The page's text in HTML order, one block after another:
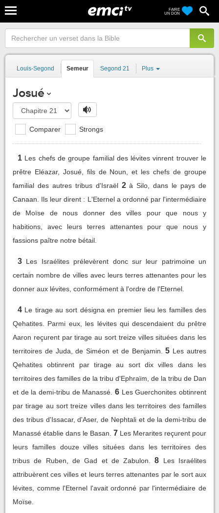
FAIRE
UN DON
Louis-Segond Semeur Segond 21 Plus
Josué
Comparer Strongs
1 Les chefs de groupe familial des lévites vinrent trouver le
prêtre Eléazar, Josué, fils de Noun, et les chefs de groupe
familial des autres tribus d'Israël 2 à Silo, dans le pays de
Canaan. Ils leur dirent : L'Eternel a ordonné par l'intermédiaire
de Moïse de nous donner des villes pour que nous y
habitions, avec leurs terres attenantes pour que nous y
fassions paître notre bétail.
3 Les Israélites prélevèrent donc sur leur patrimoine un
certain nombre de villes avec leurs terres attenantes pour les
donner aux lévites, conformément à l'ordre de l'Eternel.
4 Le tirage au sort désigna en premier lieu les familles des
Qehatites. Parmi eux, les lévites qui descendaient du prêtre
Aaron reçurent par tirage au sort treize villes situées dans les
territoires de Juda, de Siméon et de Benjamin.
5 Les autres
Qehatites obtinrent par tirage au sort dix villes dans les
territoires des familles de la tribu d'Ephraïm, de la tribu de Dan
et de la demi-tribu de Manassé. 6 Les Guerchonites obtinrent
par tirage au sort treize villes dans les territoires des familles
des tribus d'Issacar, d'Aser, de Nephtali et de la demi-tribu de
Manassé établie dans le Basan. 7 Les Merarites reçurent pour
leurs familles douze villes situées dans les territoires des
tribus de Ruben, de Gad et de Zabulon.
8
Les Israélites
attribuèrent ces villes et leurs terres attenantes par le sort aux
lévites, comme l'Eternel l'avait ordonné par l'intermédiaire de
Moïse.